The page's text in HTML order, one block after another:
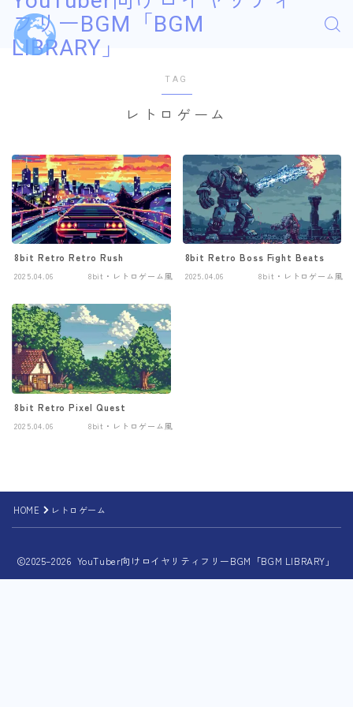
フリーBGM「BGM
LIBRARY」
TAG
レトロゲーム
8bit Retro Retro Rush
2025.04.06 8bit・レトロゲーム風
8bit Retro Boss Fight Beats
2025.04.06 8bit・レトロゲーム風
8bit Retro Pixel Quest
2025.04.06 8bit・レトロゲーム風
HOME レトロゲーム
2025–2026 YouTuber向けロイヤリティフリーBGM「BGM LIBRARY」